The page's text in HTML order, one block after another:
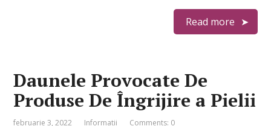
Read more
Daunele Provocate De
Produse De Îngrijire a Pielii
februarie 3, 2022 Informatii Comments: 0